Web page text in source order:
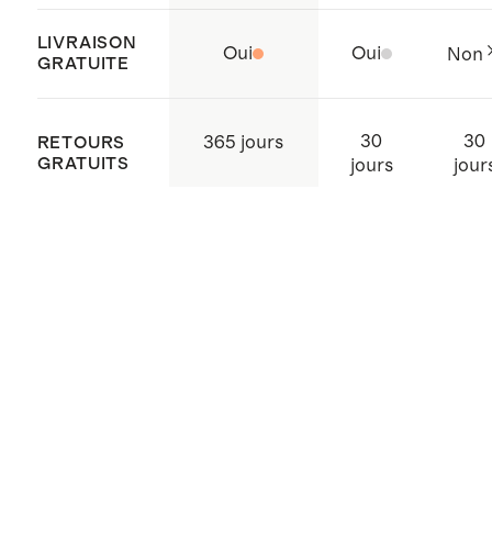
LIVRAISON
GRATUITE
Oui Oui Non
RETOURS
GRATUITS
365 jours
30
jours
30